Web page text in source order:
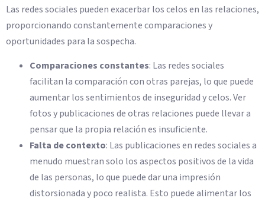
Las redes sociales pueden exacerbar los celos en las relaciones,
proporcionando constantemente comparaciones y
oportunidades para la sospecha.
Comparaciones constantes: Las redes sociales
facilitan la comparación con otras parejas, lo que puede
aumentar los sentimientos de inseguridad y celos. Ver
fotos y publicaciones de otras relaciones puede llevar a
pensar que la propia relación es insuficiente.
Falta de contexto: Las publicaciones en redes sociales a
menudo muestran solo los aspectos positivos de la vida
de las personas, lo que puede dar una impresión
distorsionada y poco realista. Esto puede alimentar los